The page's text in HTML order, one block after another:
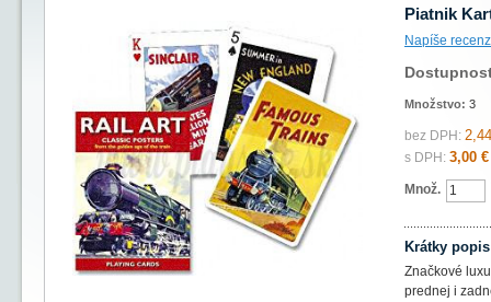
Piatnik
Napíše
Množstvo: 3
bez DPH:
s DPH: 3,00 €
Množ.
Krátky popis
Značkové
prednej i